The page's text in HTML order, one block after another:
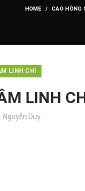
HOME CAO HỒNG
LINH CHI
LINH
Nguyễn Duy